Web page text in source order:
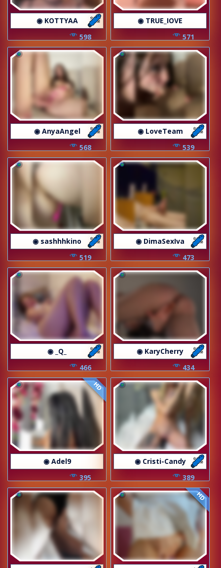
◉ KOTTYAA
598
◉ TRUE_IOVE
571
◉ AnyaAngel
568
◉ LoveTeam
539
◉ sashhhkino
519
◉ DimaSexIva
473
◉ _Q_
466
◉ KaryCherry
434
HD
◉ Adel9
395
◉ Cristi-Candy
389
HD